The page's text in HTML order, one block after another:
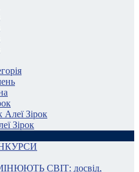
Алеї Зірок
Зірок
СВІТ: досвід,